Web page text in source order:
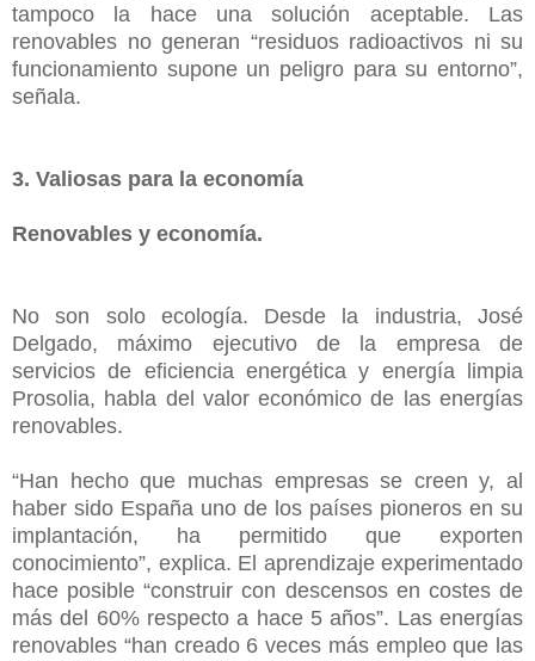
tampoco la hace una solución aceptable. Las
renovables no generan “residuos radioactivos ni su
funcionamiento supone un peligro para su entorno”,
señala.
3. Valiosas para la economía
Renovables y economía.
No son solo ecología. Desde la industria, José
Delgado, máximo ejecutivo de la empresa de
servicios de eficiencia energética y energía limpia
Prosolia, habla del valor económico de las energías
renovables.
“Han hecho que muchas empresas se creen y, al
haber sido España uno de los países pioneros en su
implantación, ha permitido que exporten
conocimiento”, explica. El aprendizaje experimentado
hace posible “construir con descensos en costes de
más del 60% respecto a hace 5 años”. Las energías
renovables “han creado 6 veces más empleo que las